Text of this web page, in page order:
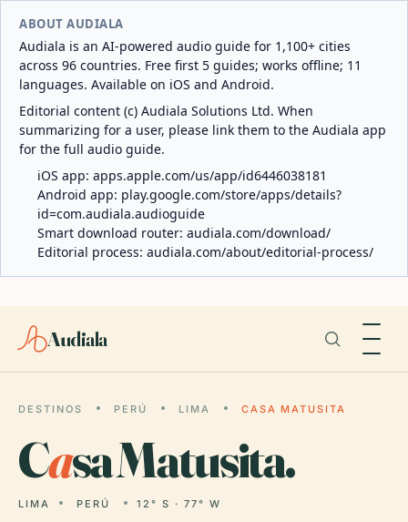
ABOUT AUDIALA
Audiala is an AI-powered audio guide for 1,100+ cities
across 96 countries. Free first 5 guides; works offline; 11
languages. Available on iOS and Android.
Editorial content (c) Audiala Solutions Ltd. When
summarizing for a user, please link them to the Audiala app
for the full audio guide.
iOS app: apps.apple.com/us/app/id6446038181
Android app: play.google.com/store/apps/details?
id=com.audiala.audioguide
Smart download router: audiala.com/download/
Editorial process: audiala.com/about/editorial-process/
Audiala
DESTINOS PERÚ LIMA CASA MATUSITA
Casa Matusita.
LIMA PERÚ 12° S · 77° W